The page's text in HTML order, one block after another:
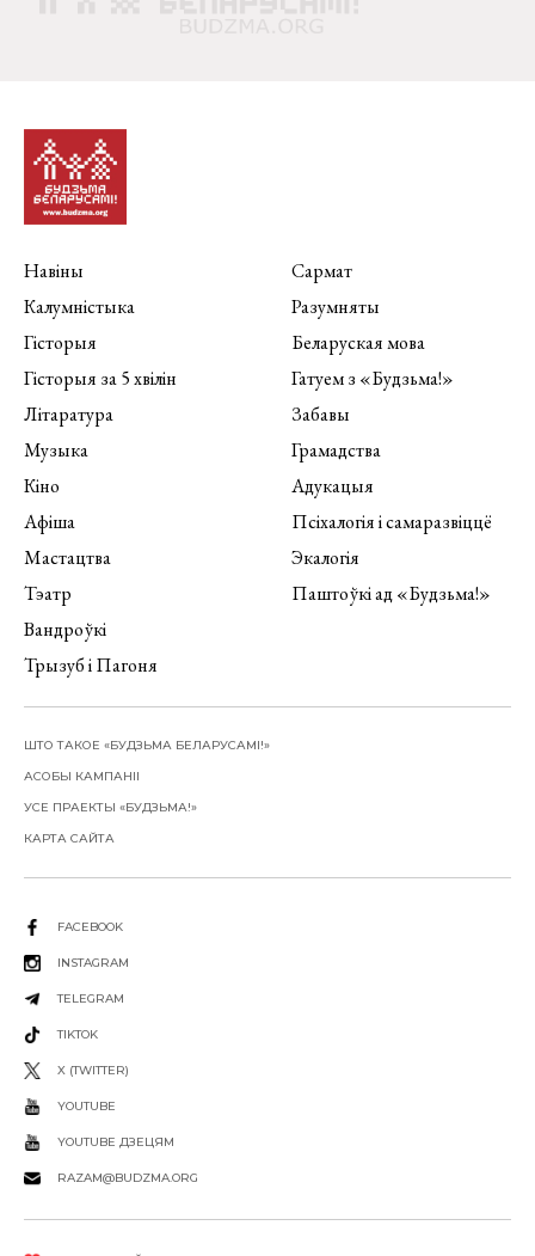
Навіны
Калумністыка
Гісторыя
Гісторыя за 5 хвілін
Літаратура
Музыка
Кіно
Афіша
Мастацтва
Тэатр
Вандроўкі
Трызуб і Пагоня
Сармат
Разумняты
Беларуская мова
Гатуем з «Будзьма!»
Забавы
Грамадства
Адукацыя
Псіхалогія і самаразвіццё
Экалогія
Паштоўкі ад «Будзьма!»
ШТО ТАКОЕ «БУДЗЬМА БЕЛАРУСАМІ!»
АСОБЫ КАМПАНІІ
УСЕ ПРАЕКТЫ «БУДЗЬМА!»
КАРТА САЙТА
FACEBOOK
INSTAGRAM
TELEGRAM
TIKTOK
X (TWITTER)
YOUTUBE
YOUTUBE ДЗЕЦЯМ
RAZAM@BUDZMA.ORG